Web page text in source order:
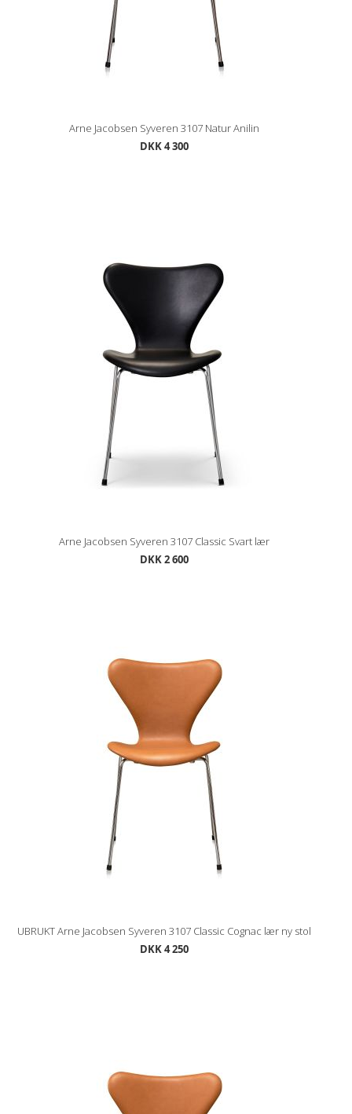
Arne Jacobsen Syveren 3107 Natur Anilin
DKK 4 300
Arne Jacobsen Syveren 3107 Classic Svart lær
DKK 2 600
UBRUKT Arne Jacobsen Syveren 3107 Classic Cognac lær ny stol
DKK 4 250